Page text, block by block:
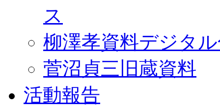
ス
柳澤孝資料デジタ
菅沼貞三旧蔵資料
活動報告